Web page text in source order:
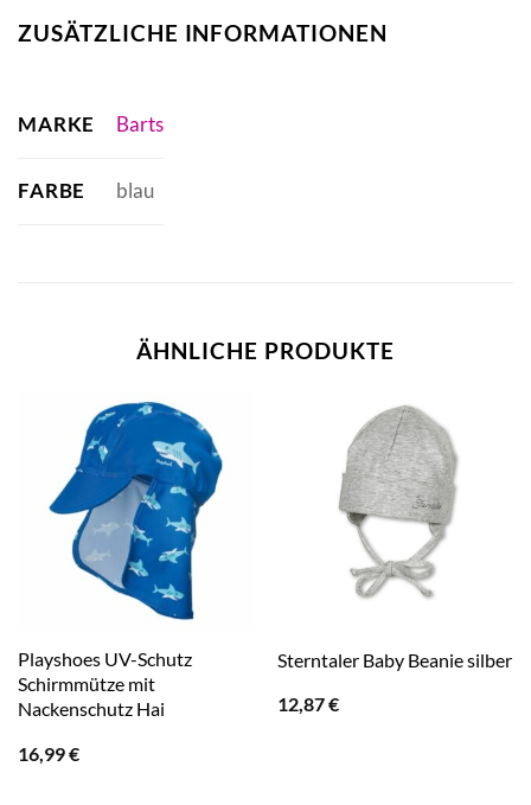
ZUSÄTZLICHE INFORMATIONEN
MARKE Barts
FARBE blau
ÄHNLICHE PRODUKTE
Playshoes UV-Schutz
Schirmmütze mit
Nackenschutz Hai
16,99€
Sterntaler Baby Beanie silber
12,87€